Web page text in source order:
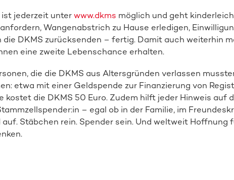
ist jederzeit unter www.dkms möglich und geht
Wangenabstrich zu Hause erledigen,
die DKMS zurücksenden – fertig. Damit auch weiterhin
eine zweite Lebenschance erhalten.
die die DKMS aus Altersgründen verlassen
etwa mit einer Geldspende zur Finanzierung von
kostet die DKMS 50 Euro. Zudem hilft jeder Hinweis auf
– egal ob in der Familie, im
auf. Stäbchen rein. Spender sein. Und weltweit Hoffnung